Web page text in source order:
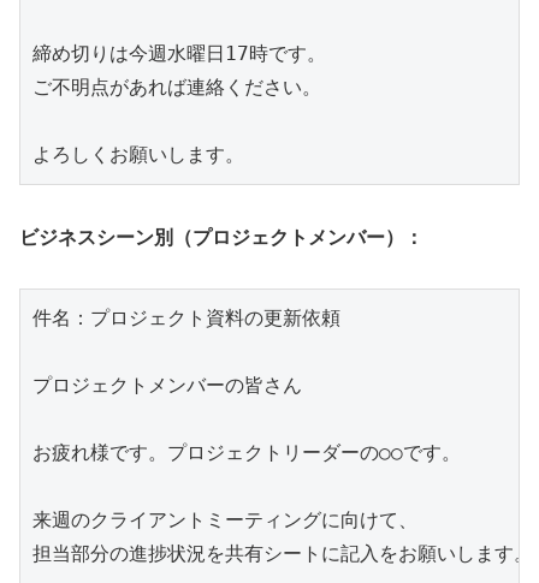
締め切りは今週水曜日17時です。
ご不明点があれば連絡ください。
ビジネスシーン別（プロジェクトメンバー）：
件名：プロジェクト資料の更新依頼
プロジェクトメンバーの皆さん
お疲れ様です。プロジェクトリーダーの○○です。
来週のクライアントミーティングに向けて、
担当部分の進捗状況を共有シートに記入をお願いします。